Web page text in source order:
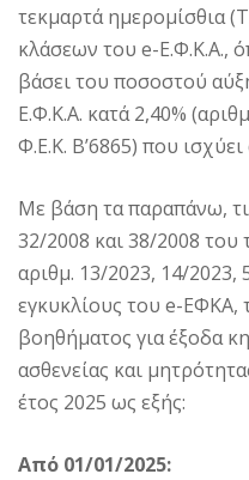
τεκμαρτά ημερομίσθια
κλάσεων του e-Ε.Φ.Κ.Α.,
βάσει του ποσοστού
Ε.Φ.Κ.Α. κατά 2,40%
Φ.Ε.Κ. Β’6865) που
Με βάση τα παραπάνω,
32/2008 και 38/2008 του
αριθμ. 13/2023, 14/2023,
εγκυκλίους του e-ΕΦΚΑ,
βοηθήματος για έξοδα
ασθενείας και
έτος 2025 ως εξής:
Από 01/01/2025: